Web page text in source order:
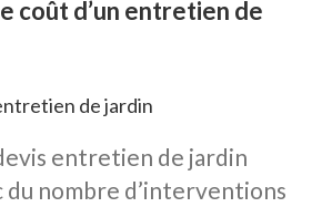
coût d’un entretien de
de jardin
entretien de jardin
du nombre d’interventions